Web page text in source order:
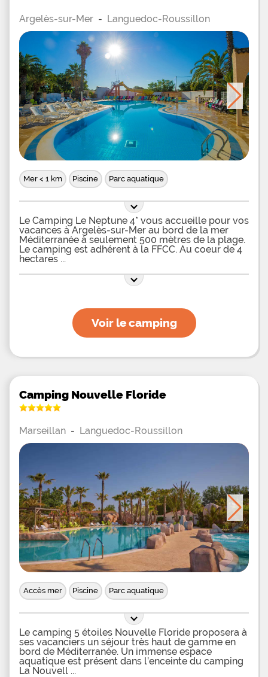
Argelès-sur-Mer - Languedoc-Roussillon
Mer < 1 km Piscine Parc aquatique
Le Camping Le Neptune 4* vous accueille pour vos
vacances à Argelès-sur-Mer au bord de la mer
Méditerranée à seulement 500 mètres de la plage.
Le camping est adhérent à la FFCC. Au coeur de 4
hectares
Voir le camping
Camping Nouvelle Floride
Marseillan - Languedoc-Roussillon
Accès mer Piscine Parc aquatique
Le camping 5 étoiles Nouvelle Floride proposera à
ses vacanciers un séjour très haut de gamme en
bord de Méditerranée. Un immense espace
aquatique est présent dans l’enceinte du camping
La Nouvell